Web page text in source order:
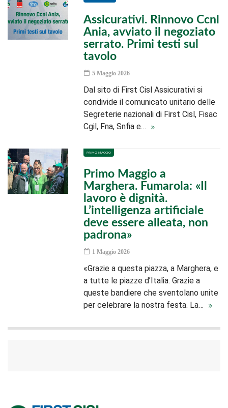
Assicurativi. Rinnovo Ccnl
Ania, avviato il negoziato
serrato. Primi testi sul
tavolo
5 Maggio 2026
Dal sito di First Cisl Assicurativi si
condivide il comunicato unitario delle
Segreterie nazionali di First Cisl, Fisac
Cgil, Fna, Snfia e…
PRIMO MAGGIO
Primo Maggio a
Marghera. Fumarola: «Il
lavoro è dignità.
L’intelligenza artificiale
deve essere alleata, non
padrona»
1 Maggio 2026
«Grazie a questa piazza, a Marghera, e
a tutte le piazze d’Italia. Grazie a
queste bandiere che sventolano unite
per celebrare la nostra festa. La…